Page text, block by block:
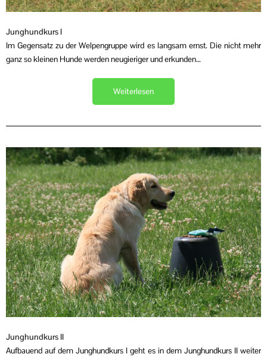
Junghundkurs I
Im Gegensatz zu der Welpengruppe wird es langsam ernst. Die nicht mehr
ganz so kleinen Hunde werden neugieriger und erkunden…
Weiterlesen
Junghundkurs II
Aufbauend auf dem Junghundkurs I geht es in dem Junghundkurs II weiter